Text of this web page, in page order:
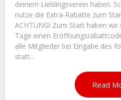
deinem Lieblingsverein haben.
nutze die Extra-Rabatte zum
ACHTUNG! Zum Start haben
Tage einen
alle Mitglieder bei Eingabe des
statt...
Read